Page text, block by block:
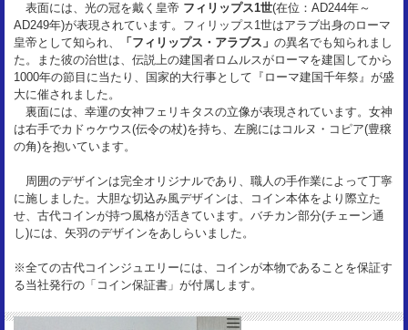
表面には、光の冠を戴く皇帝 フィリップス1世(在位：AD244年～
AD249年)が表現されています。フィリップス1世はアラブ出身のローマ
皇帝として知られ、
「フィリップス・アラブス」 の異名でも知られまし
た。また彼の治世は、伝説上の建国者ロムルスがローマを建国してから
1000年の節目に当たり、国家的大行事として『ローマ建国千年祭』が盛
大に催されました。
裏面には、幸運の女神フェリキタスの立像が表現されています。女神
は右手でカドゥケウス(伝令の杖)を持ち、左腕にはコルヌ・コピア(豊穣
の角)を抱いています。
周囲のデザインは完全オリジナルであり、職人の手作業によって丁寧
に施しました。大胆な切込み風デザインは、コイン本体をより際立た
せ、古代コインが持つ風格が活きています。バチカン部分(チェーン通
し)には、矢羽のデザインをあしらいました。
※全ての古代コインジュエリーには、コインが本物であることを保証す
る当社発行の「コイン保証書」が付属します。